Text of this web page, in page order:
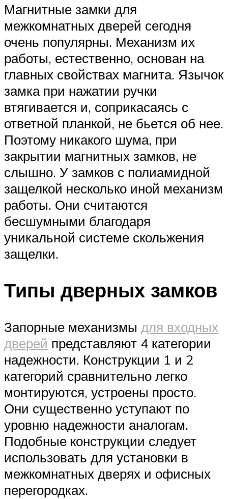
Магнитные замки для
межкомнатных дверей сегодня
очень популярны. Механизм их
работы, естественно, основан на
главных свойствах магнита. Язычок
замка при нажатии ручки
втягивается и, соприкасаясь с
ответной планкой, не бьется об нее.
Поэтому никакого шума, при
закрытии магнитных замков, не
слышно. У замков с полиамидной
защелкой несколько иной механизм
работы. Они считаются
бесшумными благодаря
уникальной системе скольжения
защелки.
Типы дверных замков
Запорные механизмы для входных
дверей представляют 4 категории
надежности. Конструкции 1 и 2
категорий сравнительно легко
монтируются, устроены просто.
Они существенно уступают по
уровню надежности аналогам.
Подобные конструкции следует
использовать для установки в
межкомнатных дверях и офисных
перегородках.